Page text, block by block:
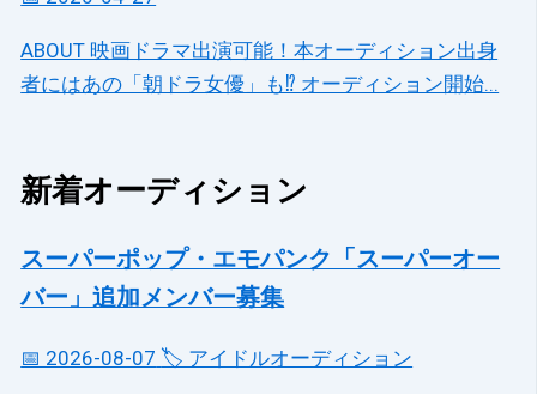
ABOUT 映画ドラマ出演可能！本オーディション出身
者にはあの「朝ドラ女優」も⁉ オーディション開始...
新着オーディション
スーパーポップ・エモパンク「スーパーオー
バー」追加メンバー募集
📅 2026-08-07 🏷️ アイドルオーディション